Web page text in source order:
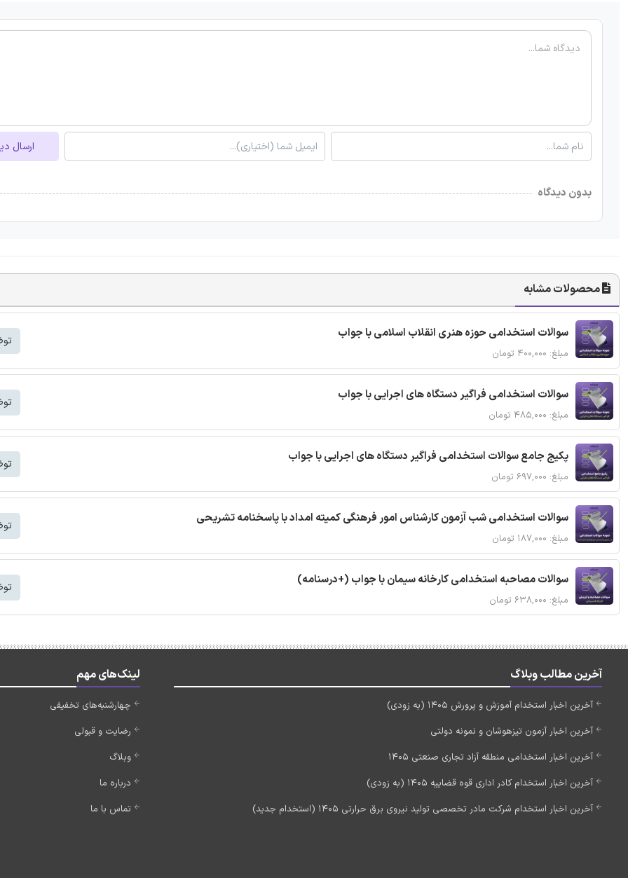
ارسال
بدون دیدگاه
محصولات مشابه
سوالات استخدامی حوزه هنری انقلاب اسلامی با جواب
مبلغ: ۴۰۰,۰۰۰ تومان
سوالات استخدامی فراگیر دستگاه های اجرایی با جواب
مبلغ: ۴۸۵,۰۰۰ تومان
پکیج جامع سوالات استخدامی فراگیر دستگاه های اجرایی با جواب
مبلغ: ۶۹۷,۰۰۰ تومان
سوالات استخدامی شب آزمون کارشناس امور فرهنگی کمیته امداد با پاسخنامه تشریحی
مبلغ: ۱۸۷,۰۰۰ تومان
سوالات مصاحبه استخدامی کارخانه سیمان با جواب (+درسنامه)
مبلغ: ۶۳۸,۰۰۰ تومان
آخرین مطالب وبلاگ
آخرین اخبار استخدام آموزش و پرورش 1405 (به زودی)
آخرین اخبار آزمون تیزهوشان و نمونه دولتی
آخرین اخبار استخدامی منطقه آزاد تجاری صنعتی 1405
آخرین اخبار استخدام کادر اداری قوه قضاییه 1405 (به زودی)
آخرین اخبار استخدام شرکت مادر تخصصی تولید نیروی برق حرارتی 1405 (استخدام جدید)
لینک‌های مهم
چهارشنبه‌های تخفیفی
رضایت و قبولی
وبلاگ
درباره ما
تماس با ما